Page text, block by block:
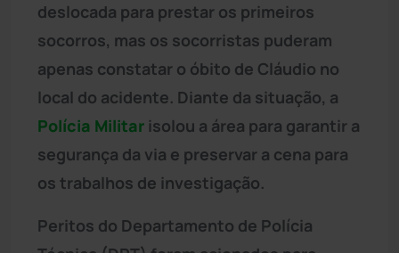
deslocada para prestar os primeiros
socorros, mas os socorristas puderam
apenas constatar o óbito de Cláudio no
local do acidente. Diante da situação, a
Polícia Militar isolou a área para garantir a
segurança da via e preservar a cena para
os trabalhos de investigação.
Peritos do Departamento de Polícia